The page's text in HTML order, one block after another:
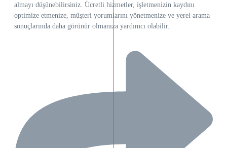
almayı düşünebilirsiniz. Ücretli hizmetler, işletmenizin kaydını
optimize etmenize, müşteri yorumlarını yönetmenize ve yerel arama
sonuçlarında daha görünür olmanıza yardımcı olabilir.